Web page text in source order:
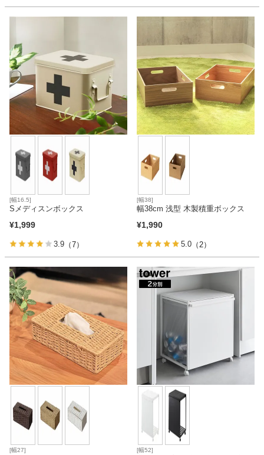
[幅16.5]
Sメディスンボックス
¥1,999
3.9 （7）
[幅38]
幅38cm 浅型 木製積重ボックス
¥1,990
5.0 （2）
[幅27] [幅52]